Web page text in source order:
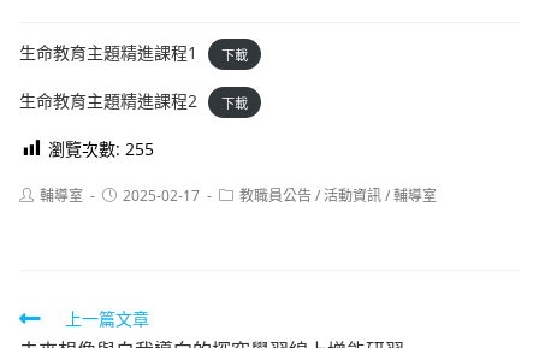
生命教育主題精進課程1 下載
生命教育主題精進課程2 下載
瀏覽次數: 255
Post輔導室
Post2025-02-17
Post教職員公告/活動資訊/輔導室
Read上一篇文章